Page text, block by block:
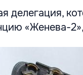
делегация,
«Женева-